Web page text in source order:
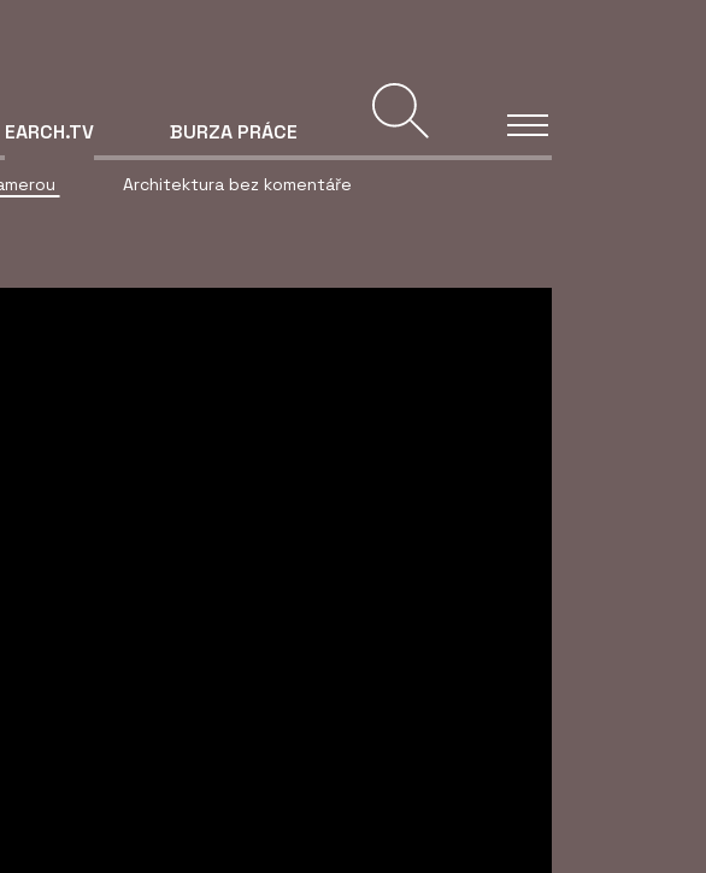
EARCH.TV
Architektura bez komentáře
BURZA PRÁCE